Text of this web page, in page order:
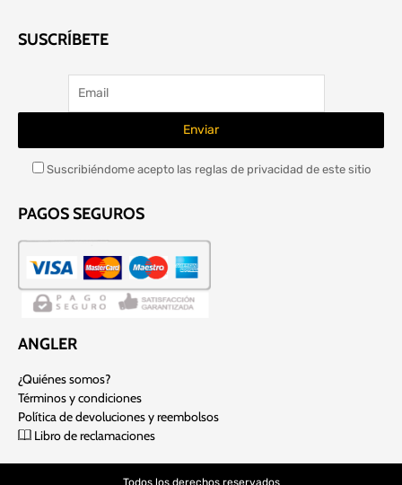
SUSCRÍBETE
Suscribiéndome acepto las reglas de privacidad de este sitio
PAGOS SEGUROS
ANGLER
¿Quiénes somos?
Términos y condiciones
Política de devoluciones y reembolsos
Libro de reclamaciones
Todos los derechos reservados